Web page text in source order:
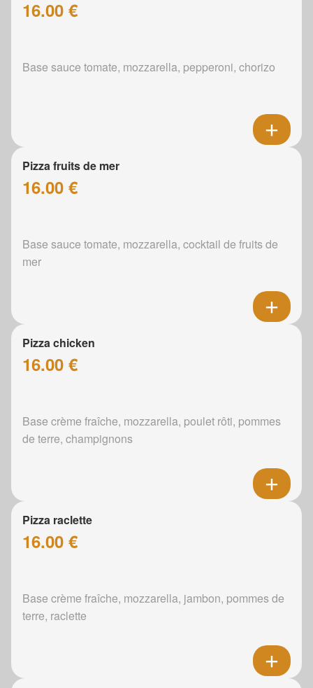
16.00 €
Base sauce tomate, mozzarella, pepperoni, chorizo
Pizza fruits de mer
16.00 €
Base sauce tomate, mozzarella, cocktail de fruits de
mer
Pizza chicken
16.00 €
Base crème fraîche, mozzarella, poulet rôti, pommes
de terre, champignons
Pizza raclette
16.00 €
Base crème fraîche, mozzarella, jambon, pommes de
terre, raclette